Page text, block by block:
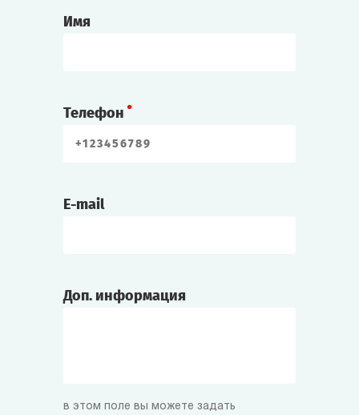
Имя
Телефон
E-mail
Доп. информация
в этом поле вы можете задать